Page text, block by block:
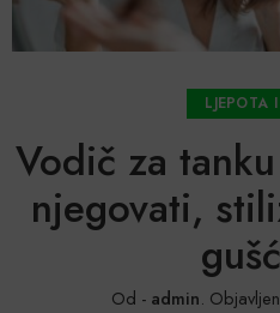
LJEPOTA
Vodič za
njegovati,
Od - admin.